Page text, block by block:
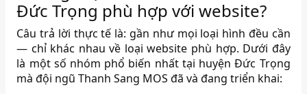
Đức Trọng phù hợp với website?
Câu trả lời thực tế là: gần như mọi loại hình đều cần
— chỉ khác nhau về loại website phù hợp. Dưới đây
là một số nhóm phổ biến nhất tại huyện Đức Trọng
mà đội ngũ Thanh Sang MOS đã và đang triển khai: